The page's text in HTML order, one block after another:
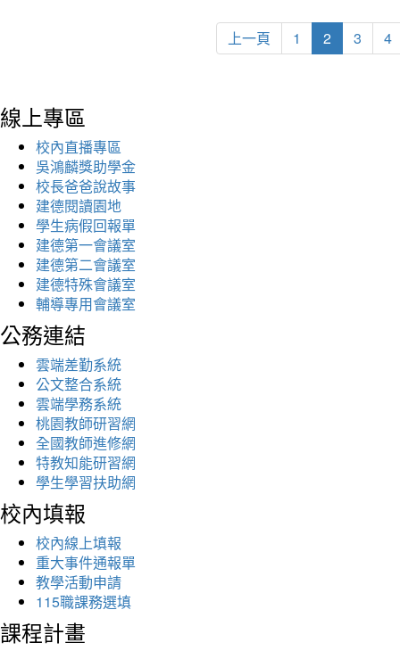
上一頁 1 2 3 4
線上專區
校內直播專區
吳鴻麟獎助學金
校長爸爸說故事
建德閱讀園地
學生病假回報單
建德第一會議室
建德第二會議室
建德特殊會議室
輔導專用會議室
公務連結
雲端差勤系統
公文整合系統
雲端學務系統
桃園教師研習網
全國教師進修網
特教知能研習網
學生學習扶助網
校內填報
校內線上填報
重大事件通報單
教學活動申請
115職課務選填
課程計畫